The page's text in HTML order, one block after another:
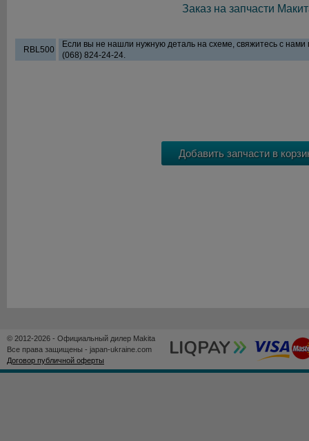
Заказ на запчасти
RBL500
Если вы не нашли нужную деталь на схеме, свяжитесь с
(068) 824-24-24.
© 2012-2026 - Официальный дилер Makita
Все права защищены - japan-ukraine.com
Договор публичной оферты